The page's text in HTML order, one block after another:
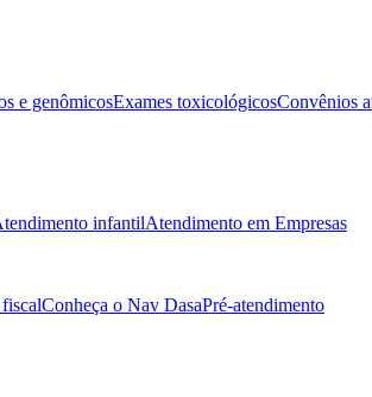
e genômicosExames toxicológicosConvênios
infantilAtendimento em Empresas
Conheça o Nav DasaPré-atendimento